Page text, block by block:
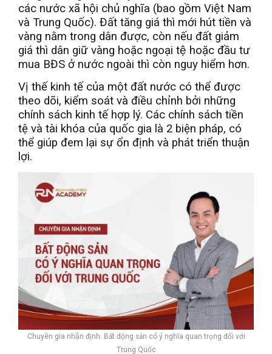
các nước xã hội chủ nghĩa (bao gồm Việt Nam
và Trung Quốc). Đất tăng giá thì mới hút tiền và
vàng nằm trong dân được, còn nếu đất giảm
giá thì dân giữ vàng hoặc ngoại tệ hoặc đầu tư
mua BĐS ở nước ngoài thì còn nguy hiểm hơn.
Vị thế kinh tế của một đất nước có thể được
theo dõi, kiểm soát và điều chỉnh bởi những
chính sách kinh tế hợp lý. Các chính sách tiền
tệ và tài khóa của quốc gia là 2 biện pháp, có
thể giúp đem lại sự ổn định và phát triển thuận
lợi.
Chuyên gia nhận định: Bất động sản có ý nghĩa quan trọng đối với
Trung Quốc